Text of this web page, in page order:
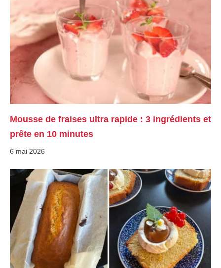
Mousse de fraises ultra rapide : 3 ingrédients et
prête en 10 minutes
6 mai 2026